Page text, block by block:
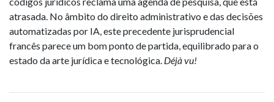
atrasada. No âmbito do direito administrativo e das decisões
automatizadas por IA, este precedente jurisprudencial
francês parece um bom ponto de partida, equilibrado para o
estado da arte jurídica e tecnológica. Déjà vu!